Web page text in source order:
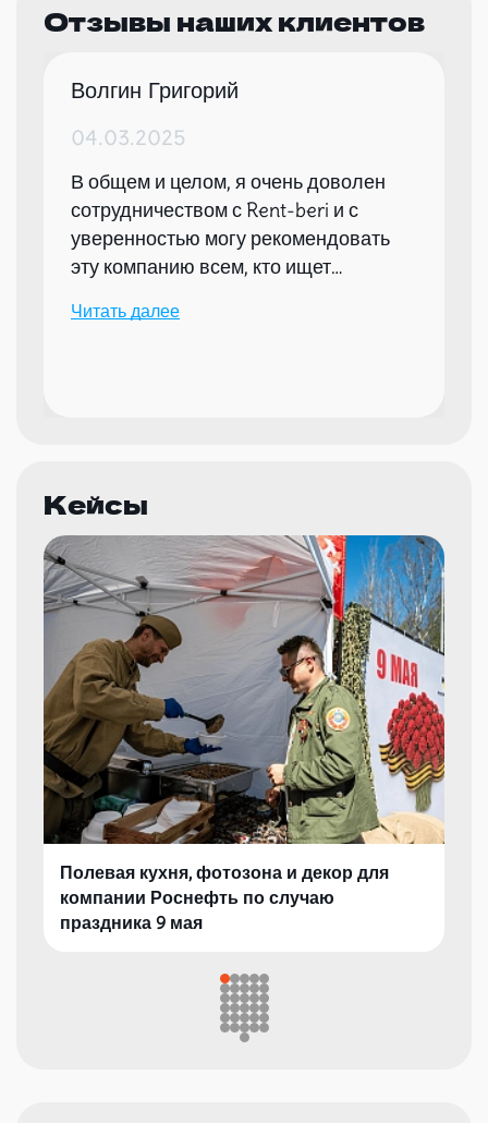
Отзывы наших клиентов
Волгин Григорий
04.03.2025
В общем и целом, я очень доволен
сотрудничеством с Rent-beri и с
уверенностью могу рекомендовать
эту компанию всем, кто ищет
мероприятий.
Читать далее
Кейсы
Полевая кухня, фотозона и декор для
компании Роснефть по случаю
праздника 9 мая